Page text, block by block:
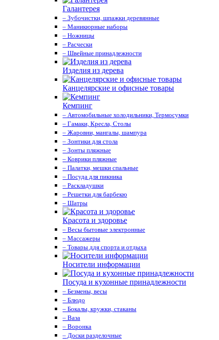
Галантерея
– Зубочистки, шпажки деревянные
– Маникюрные наборы
– Ножницы
– Расчески
– Швейные принадлежности
Изделия из дерева
Канцелярские и офисные товары
Кемпинг
– Автомобильные холодильники, Термосумки
– Гамаки, Кресла, Столы
– Жаровни, мангалы, шампура
– Зонтики для стола
– Зонты пляжные
– Коврики пляжные
– Палатки, мешки спальные
– Посуда для пикника
– Раскладушки
– Решетки для барбекю
– Шатры
Красота и здоровье
– Весы бытовые электронные
– Массажеры
– Товары ддя спорта и отдыха
Носители информации
Посуда и кухонные принадлежности
– Безмены, весы
– Блюдо
– Бокалы, кружки, стаканы
– Ваза
– Воронка
– Доски разделочные